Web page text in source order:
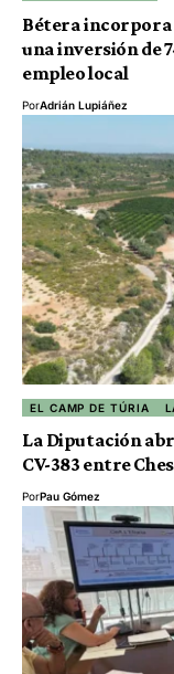
Bétera incorpora
una inversión de
empleo local
PorAdrián Lupiáñez
EL CAMP DE TÚRIA
La Diputación
CV-383 entre
PorPau Gómez